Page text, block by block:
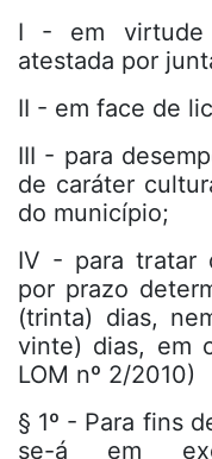
I - em virtude
atestada por
II - em face de
III - para
de caráter
do município;
IV - para tratar
por prazo
(trinta) dias,
vinte) dias, em
LOM nº 2/2010)
§ 1º - Para fins
se-á em